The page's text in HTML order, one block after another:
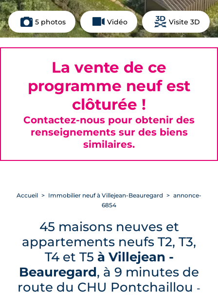
5 photos Vidéo Visite 3D
Accueil Immobilier neuf à Villejean-Beauregard
annonce-
6854
45 maisons neuves et
appartements neufs T2, T3,
T4 et T5 à Villejean -
Beauregard, à 9 minutes de
route du CHU Pontchaillou -
La vente de ce
programme neuf est
clôturée !
Contactez-nous pour obtenir des
renseignements sur des biens
similaires.